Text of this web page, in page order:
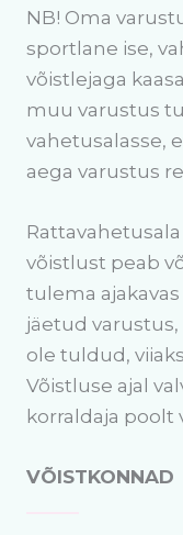
NB! Oma
sportlane ise,
võistlejaga
muu varustus
vahetusalasse,
aega varustus
võistlust peab
tulema
jäetud
ole tuldud,
Võistluse ajal
korraldaja poolt
VÕISTKONNAD